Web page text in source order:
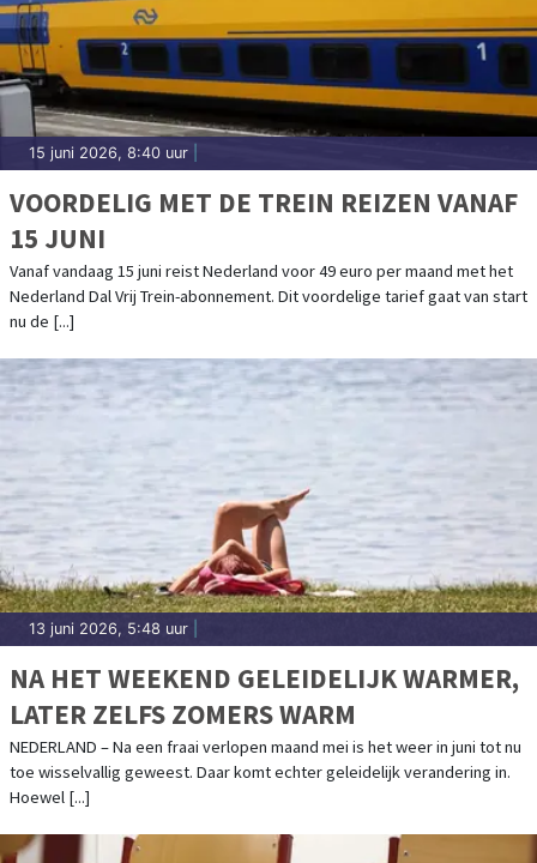
15 juni 2026, 8:40 uur
VOORDELIG MET DE TREIN REIZEN VANAF
15 JUNI
Vanaf vandaag 15 juni reist Nederland voor 49 euro per maand met het
Nederland Dal Vrij Trein-abonnement. Dit voordelige tarief gaat van start
nu de [...]
13 juni 2026, 5:48 uur
NA HET WEEKEND GELEIDELIJK WARMER,
LATER ZELFS ZOMERS WARM
NEDERLAND – Na een fraai verlopen maand mei is het weer in juni tot nu
toe wisselvallig geweest. Daar komt echter geleidelijk verandering in.
Hoewel [...]